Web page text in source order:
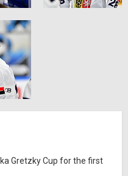
Gretzky Cup for the first